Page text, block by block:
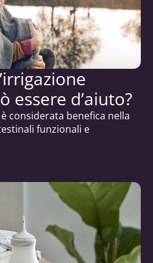
essere d’aiuto?
considerata benefica nella
funzionali e